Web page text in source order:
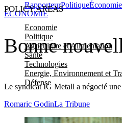
POLICY AREAS
Economie
Politique
Agriculture et Alimentation
Santé
Technologies
Energie, Environnement et
Défense
RapporteurPolitiqueÉconomie
Bonne
Le syndicat IG Metall a négocié
ÉCONOMIE
Romaric GodinLa Tribune